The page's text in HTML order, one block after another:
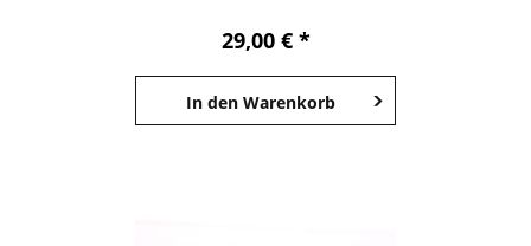
29,00 € *
In den Warenkorb